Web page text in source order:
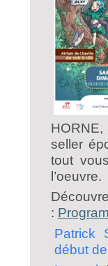
seller
tout
l’oeuvre.
:
Patrick
début